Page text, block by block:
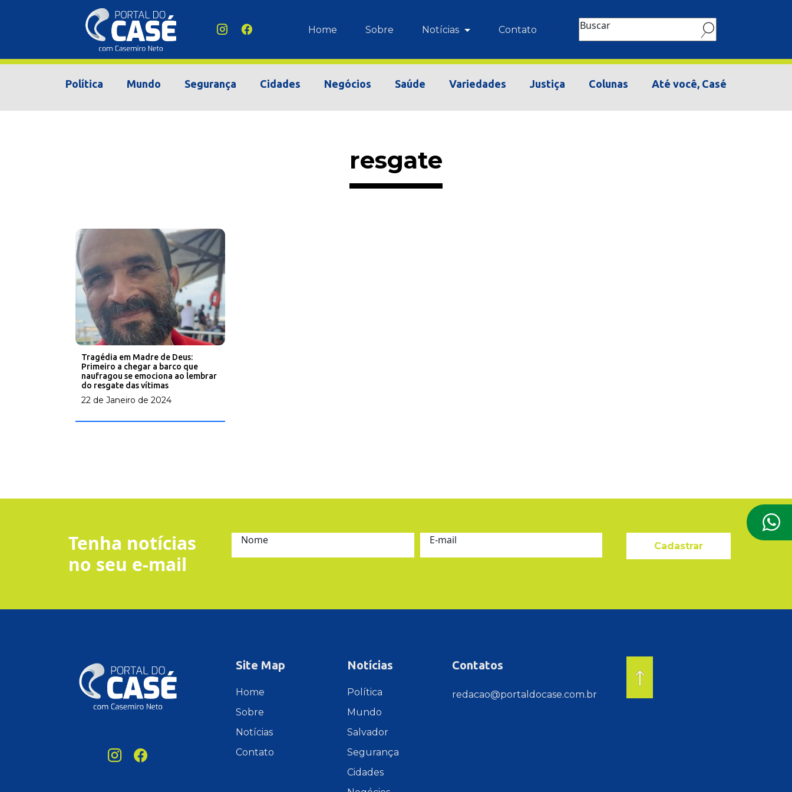
Home Sobre Notícias Contato Buscar
Política Mundo Segurança Cidades Negócios Saúde Variedades Justiça Colunas Até você, Casé
resgate
Tragédia em Madre de Deus:
Primeiro a chegar a barco que
naufragou se emociona ao lembrar
do resgate das vítimas
22 de Janeiro de 2024
Tenha notícias
no seu e-mail
Nome E-mail Cadastrar
Site Map
Home
Sobre
Notícias
Contato
Notícias
Política
Mundo
Salvador
Segurança
Cidades
Contatos
redacao@portaldocase.com.br